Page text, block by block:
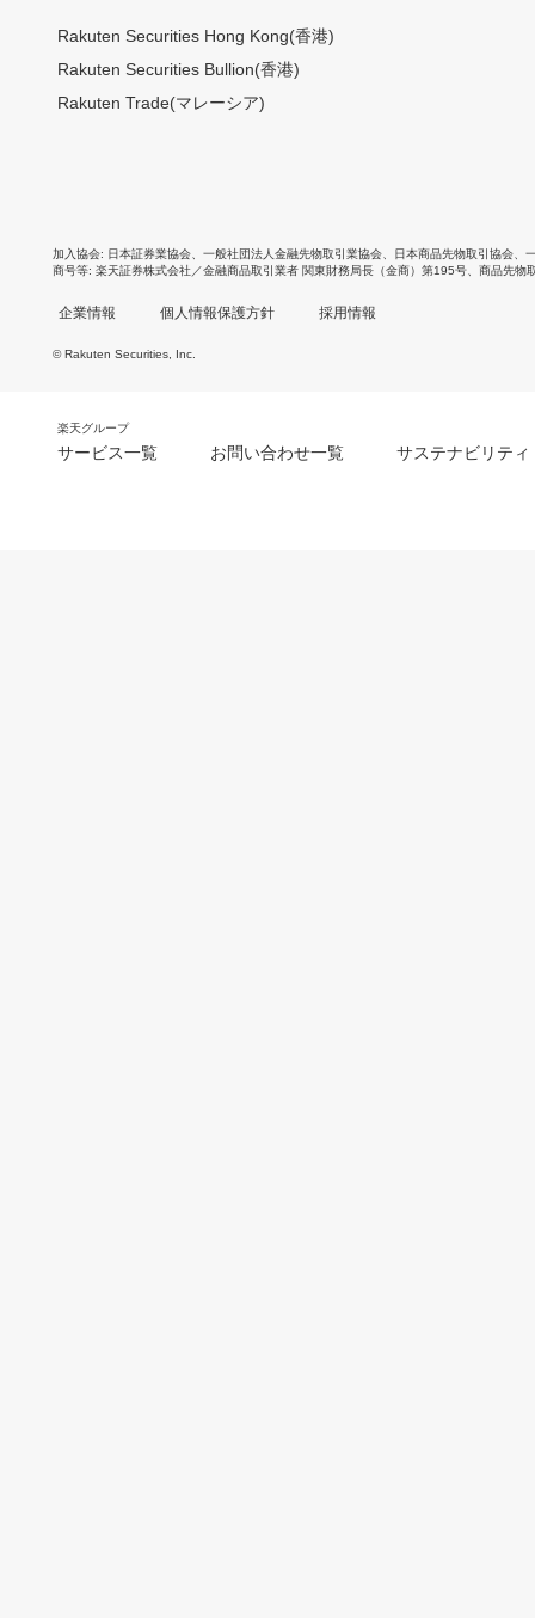
Rakuten Securities Hong Kong(香港)
Rakuten Securities Bullion(香港)
Rakuten Trade(マレーシア)
加入協会 日本証券業協会 一般社団法人金融先物取引業協会 日本商品先物取引協会
商号等 楽天証券株式会社／金融商品取引業者 関東財務局長（金商）第195号、商品先物
企業情報 個人情報保護方針 採用情報
© Rakuten Securities, Inc.
楽天グループ
サービス一覧 お問い合わせ一覧 サステナビリティ